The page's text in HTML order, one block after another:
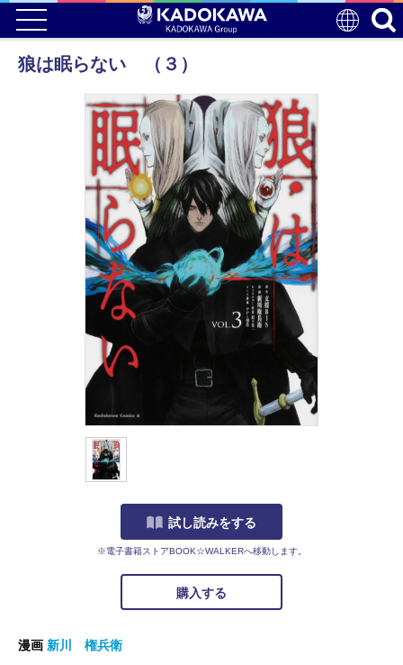
狼は眠らない （３）
試し読みをする
※電子書籍ストアBOOK☆WALKERへ移動します。
購入する
漫画 新川 権兵衛